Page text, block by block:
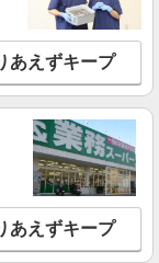
細を見る
NEW
基づき交通費支給
を見る
あえずキープ
あえずキープ